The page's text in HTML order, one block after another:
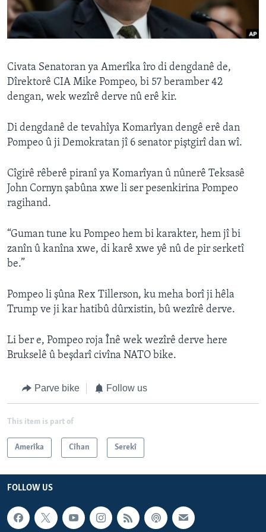
ÇAND Û HUNER
SERNIVÎS
Learning English
Zimanên Din
Civata Senatoran ya Amerîka îro di dengdanê de,
Dîrektorê CIA Mike Pompeo, bi 57 beramber 42
dengan, wek wezîrê derve nû erê kir.
Di dengdanê de tevahîya Komarîyan dengê erê dan
Pompeo û ji Demokratan jî 6 senator piştgirî dan wî.
Cîgirê rêberê piranî ya Komarîyan û nûnerê Teksasê
John Cornyn şabûna xwe li ser pesenkirina Pompeo
ragihand.
“Guman tune ku Pompeo hem bi karakter, hem jî bi
zanîn û kanîna xwe, di karê xwe yê nû de pir serketî
be.”
Pompeo li şûna Rex Tillerson, ku meha borî ji hêla
Trump ve ji kar hatibû dûrxistin, bû wezîrê derve.
Li ber e, Pompeo roja Înê wek wezîrê derve here
Brukselê û beşdarî civîna NATO bike.
Parve bike Follow us
This item is part of
Amerîka Cîhan Serekî
FOLLOW US